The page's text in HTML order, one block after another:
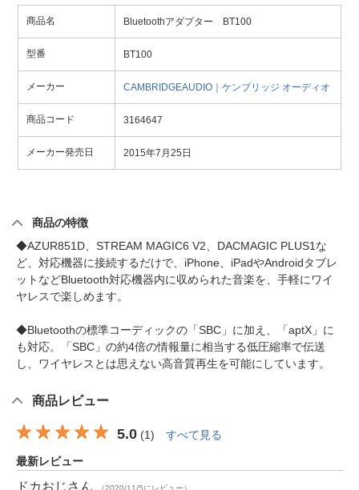
商品名 Bluetoothアダプター BT100
型番 BT100
メーカー CAMBRIDGEAUDIO｜ケンブリッジ オーディオ
商品コード 3164647
メーカー発売日 2015年7月25日
商品の特徴
◆AZUR851D、STREAM MAGIC6 V2、DACMAGIC PLUS1な
ど、対応機器に接続するだけで、iPhone、iPadやAndroidタブレ
ットなどBluetooth対応機器内に収められた音楽を、手軽にワイ
ヤレスで楽しめます。
◆Bluetoothの標準コーディックの「SBC」に加え、「aptX」に
も対応。「SBC」の約4倍の情報量に相当する低圧縮率で伝送
し、ワイヤレスとは思えない高音質再生を可能にしています。
商品レビュー
5.0 (1) すべて見る
最新レビュー
ドカおじ さん （2020/11/5にレビュー）